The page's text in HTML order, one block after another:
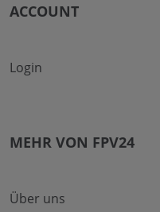
ACCOUNT
Login
MEHR VON FPV24
Über uns